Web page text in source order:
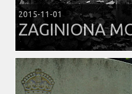
2015-11-01
ZAGINIONA